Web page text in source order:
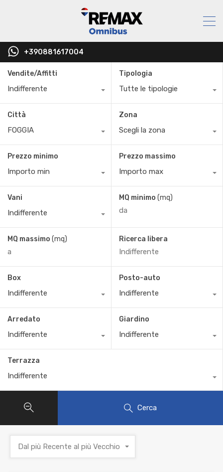
+390881617004
Vendite/Affitti
Indifferente
Tipologia
Tutte le tipologie
Città
FOGGIA
Zona
Scegli la zona
Prezzo minimo
Importo min
Prezzo massimo
Importo max
Vani
Indifferente
MQ minimo (mq)
MQ massimo (mq) Ricerca libera
Box
Indifferente
Posto-auto
Indifferente
Arredato
Indifferente
Giardino
Indifferente
Terrazza
Indifferente
Cerca
Dal più Recente al più Vecchio